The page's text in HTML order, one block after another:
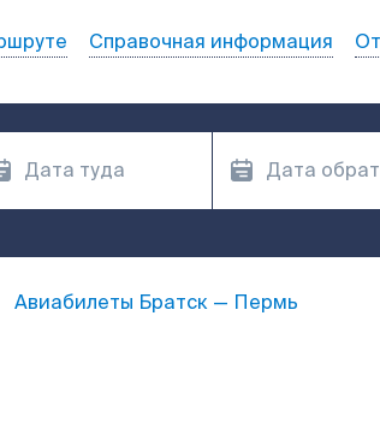
Справочная информация
Авиабилеты Братск — Пермь